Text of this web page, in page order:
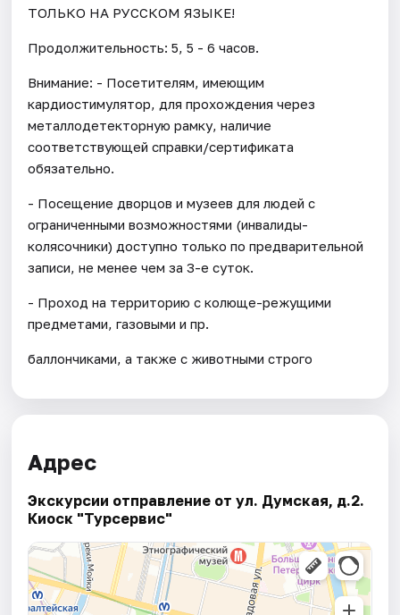
ТОЛЬКО НА РУССКОМ ЯЗЫКЕ!
Продолжительность: 5, 5 - 6 часов.
Внимание: - Посетителям, имеющим
кардиостимулятор, для прохождения через
металлодетекторную рамку, наличие
соответствующей справки/сертификата
обязательно.
- Посещение дворцов и музеев для людей с
ограниченными возможностями (инвалиды-
колясочники) доступно только по предварительной
записи, не менее чем за 3-е суток.
- Проход на территорию с колюще-режущими
предметами, газовыми и пр.
баллончиками, а также с животными строго
Адрес
Экскурсии отправление от ул. Думская, д.2.
Киоск "Турсервис"